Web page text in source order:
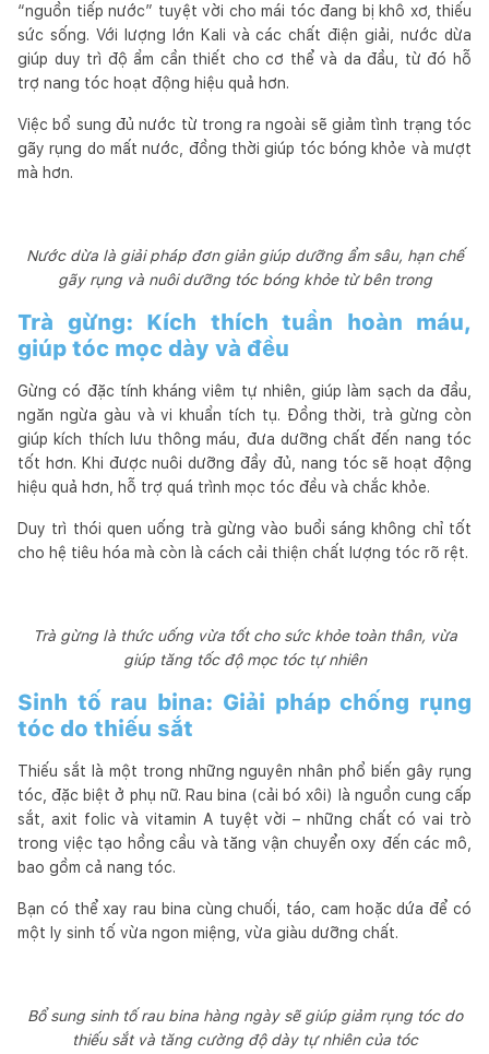
“nguồn tiếp nước” tuyệt vời cho mái tóc đang bị khô xơ, thiếu
sức sống. Với lượng lớn Kali và các chất điện giải, nước dừa
giúp duy trì độ ẩm cần thiết cho cơ thể và da đầu, từ đó hỗ
trợ nang tóc hoạt động hiệu quả hơn.
Việc bổ sung đủ nước từ trong ra ngoài sẽ giảm tình trạng tóc
gãy rụng do mất nước, đồng thời giúp tóc bóng khỏe và mượt
mà hơn.
Nước dừa là giải pháp đơn giản giúp dưỡng ẩm sâu, hạn chế
gãy rụng và nuôi dưỡng tóc bóng khỏe từ bên trong
Trà gừng: Kích thích tuần hoàn máu,
giúp tóc mọc dày và đều
Gừng có đặc tính kháng viêm tự nhiên, giúp làm sạch da đầu,
ngăn ngừa gàu và vi khuẩn tích tụ. Đồng thời, trà gừng còn
giúp kích thích lưu thông máu, đưa dưỡng chất đến nang tóc
tốt hơn. Khi được nuôi dưỡng đầy đủ, nang tóc sẽ hoạt động
hiệu quả hơn, hỗ trợ quá trình mọc tóc đều và chắc khỏe.
Duy trì thói quen uống trà gừng vào buổi sáng không chỉ tốt
cho hệ tiêu hóa mà còn là cách cải thiện chất lượng tóc rõ rệt.
Trà gừng là thức uống vừa tốt cho sức khỏe toàn thân, vừa
giúp tăng tốc độ mọc tóc tự nhiên
Sinh tố rau bina: Giải pháp chống rụng
tóc do thiếu sắt
Thiếu sắt là một trong những nguyên nhân phổ biến gây rụng
tóc, đặc biệt ở phụ nữ. Rau bina (cải bó xôi) là nguồn cung cấp
sắt, axit folic và vitamin A tuyệt vời – những chất có vai trò
trong việc tạo hồng cầu và tăng vận chuyển oxy đến các mô,
bao gồm cả nang tóc.
Bạn có thể xay rau bina cùng chuối, táo, cam hoặc dứa để có
một ly sinh tố vừa ngon miệng, vừa giàu dưỡng chất.
Bổ sung sinh tố rau bina hàng ngày sẽ giúp giảm rụng tóc do
thiếu sắt và tăng cường độ dày tự nhiên của tóc